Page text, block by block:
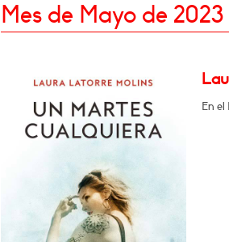
Mes de Mayo de 2023
En el